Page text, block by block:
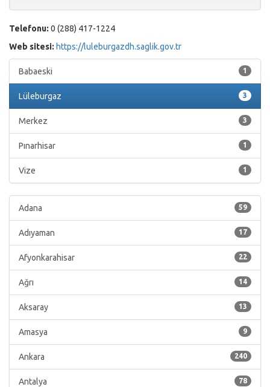
Telefonu: 0 (288) 417-1224
Web sitesi: https://luleburgazdh.saglik.gov.tr
1
Babaeski
3
Lüleburgaz
3
Merkez
1
Pınarhisar
1
Vize
59
Adana
17
Adıyaman
22
Afyonkarahisar
14
Ağrı
13
Aksaray
9
Amasya
240
Ankara
78
Antalya